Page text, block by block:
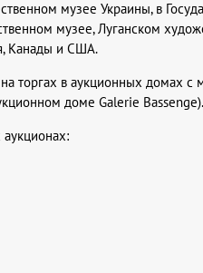
музее Украины, в
музее, Луганском
Канады и США.
торгах в аукционных домах
доме Galerie Bassenge).